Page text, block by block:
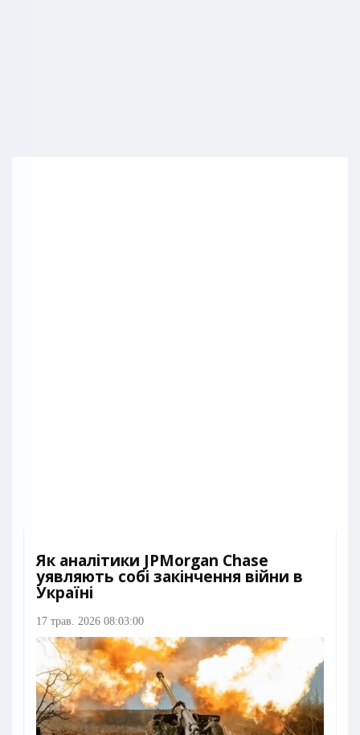
Як аналітики JPMorgan Chase
уявляють собі закінчення війни в
Україні
17 трав. 2026 08:03:00